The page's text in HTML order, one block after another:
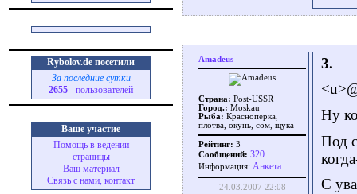
Rybolov.de посетили
За последние сутки
2655 - пользователей
Ваше участие
Помощь в ведении
страницы
Ваш материал
Связь с нами, контакт
Amadeus
Страна: Post-USSR
Город.: Moskau
Рыба: Красноперка,
плотва, окунь, сом, щука
Рейтинг: 3
Сообщений: 320
Информация: Aнкета
24.03.2007 22:08
3.
Ну
Под
С